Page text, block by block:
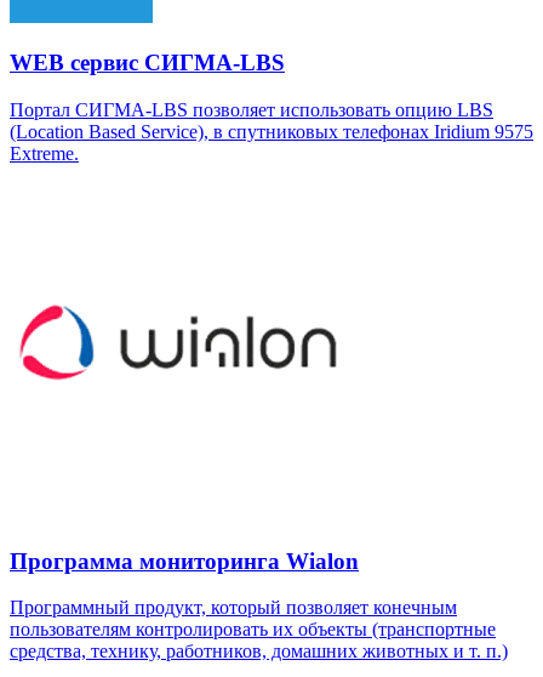
WEB сервис СИГМА-LBS
Портал СИГМА-LBS позволяет использовать опцию LBS
(Location Based Service), в спутниковых телефонах Iridium 9575
Extreme.
Программа мониторинга Wialon
Программный продукт, который позволяет конечным
пользователям контролировать их объекты (транспортные
средства, технику, работников, домашних животных и т. п.)